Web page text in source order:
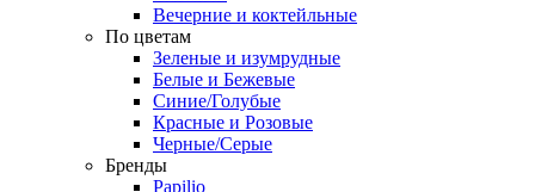
Вечерние и коктейльные
По цветам
Зеленые и изумрудные
Белые и Бежевые
Синие/Голубые
Красные и Розовые
Черные/Серые
Бренды
Papilio